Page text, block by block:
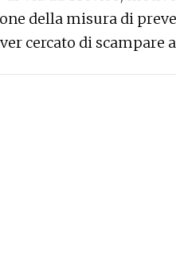
della misura di
cercato di scampare